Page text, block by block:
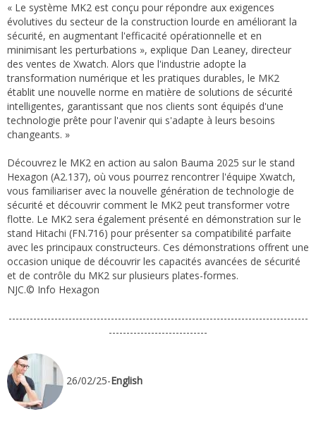
« Le système MK2 est conçu pour répondre aux exigences
évolutives du secteur de la construction lourde en améliorant la
sécurité, en augmentant l'efficacité opérationnelle et en
minimisant les perturbations », explique Dan Leaney, directeur
des ventes de Xwatch. Alors que l'industrie adopte la
transformation numérique et les pratiques durables, le MK2
établit une nouvelle norme en matière de solutions de sécurité
intelligentes, garantissant que nos clients sont équipés d'une
technologie prête pour l'avenir qui s'adapte à leurs besoins
changeants. »
Découvrez le MK2 en action au salon Bauma 2025 sur le stand
Hexagon (A2.137), où vous pourrez rencontrer l'équipe Xwatch,
vous familiariser avec la nouvelle génération de technologie de
sécurité et découvrir comment le MK2 peut transformer votre
flotte. Le MK2 sera également présenté en démonstration sur le
stand Hitachi (FN.716) pour présenter sa compatibilité parfaite
avec les principaux constructeurs. Ces démonstrations offrent une
occasion unique de découvrir les capacités avancées de sécurité
et de contrôle du MK2 sur plusieurs plates-formes.
NJC.© Info Hexagon
-------------------------------------------------------------------------------------
----------------------------
26/02/25-English